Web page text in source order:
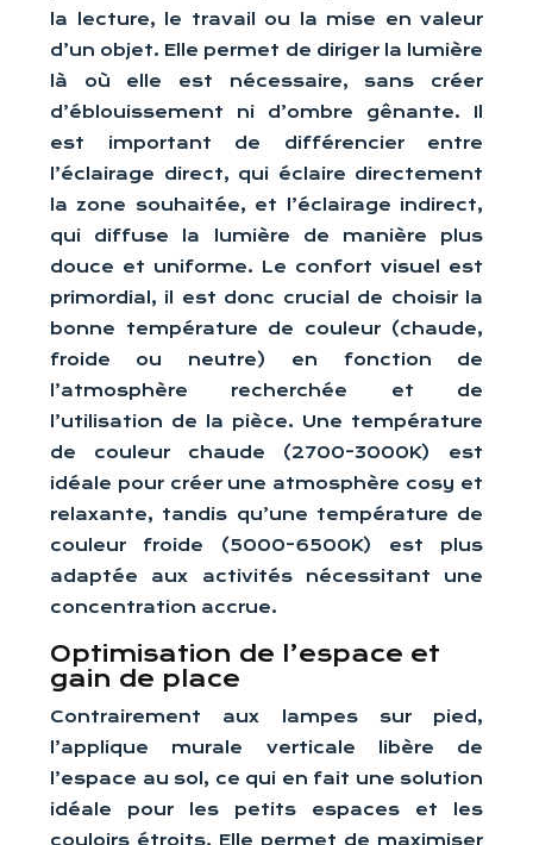
la lecture, le travail ou la mise en valeur
d’un objet. Elle permet de diriger la lumière
là où elle est nécessaire, sans créer
d’éblouissement ni d’ombre gênante. Il
est important de différencier entre
l’éclairage direct, qui éclaire directement
la zone souhaitée, et l’éclairage indirect,
qui diffuse la lumière de manière plus
douce et uniforme. Le confort visuel est
primordial, il est donc crucial de choisir la
bonne température de couleur (chaude,
froide ou neutre) en fonction de
l’atmosphère recherchée et de
l’utilisation de la pièce. Une température
de couleur chaude (2700-3000K) est
idéale pour créer une atmosphère cosy et
relaxante, tandis qu’une température de
couleur froide (5000-6500K) est plus
adaptée aux activités nécessitant une
concentration accrue.
Optimisation de l’espace et
gain de place
Contrairement aux lampes sur pied,
l’applique murale verticale libère de
l’espace au sol, ce qui en fait une solution
idéale pour les petits espaces et les
couloirs étroits. Elle permet de maximiser